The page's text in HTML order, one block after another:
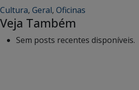
Cultura, Geral, Oficinas
Veja Também
Sem posts recentes disponíveis.